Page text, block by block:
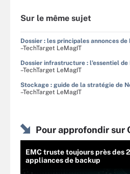
Sur le même sujet
Dossier : les principales annonces
–TechTarget LeMagIT
Dossier infrastructure : l'essentiel
–TechTarget LeMagIT
Stockage : guide de la stratégie de
–TechTarget LeMagIT
Pour approfondir sur
EMC truste toujours près des
appliances de backup